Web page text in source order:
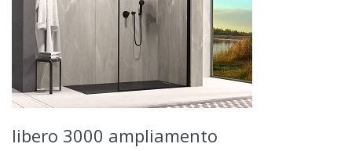
libero 3000 ampliamento